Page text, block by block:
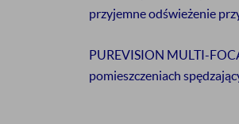
przyjemne odświeżenie
PUREVISION MULTI-
pomieszczeniach